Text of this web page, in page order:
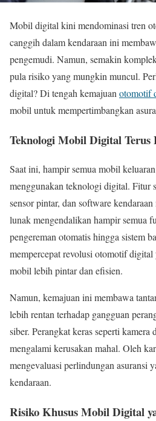
Mobil digital kini mendominasi tren
canggih dalam kendaraan ini
pengemudi. Namun, semakin
pula risiko yang mungkin muncul.
digital? Di tengah kemajuan otomotif
mobil untuk mempertimbangkan
Teknologi Mobil Digital Terus
Saat ini, hampir semua mobil
menggunakan teknologi digital. Fitur
sensor pintar, dan software
lunak mengendalikan hampir semua
pengereman otomatis hingga sistem
mempercepat revolusi otomotif
mobil lebih pintar dan efisien.
Namun, kemajuan ini membawa
lebih rentan terhadap gangguan
siber. Perangkat keras seperti kamera
mengalami kerusakan mahal. Oleh
mengevaluasi perlindungan asuransi
kendaraan.
Risiko Khusus Mobil Digital